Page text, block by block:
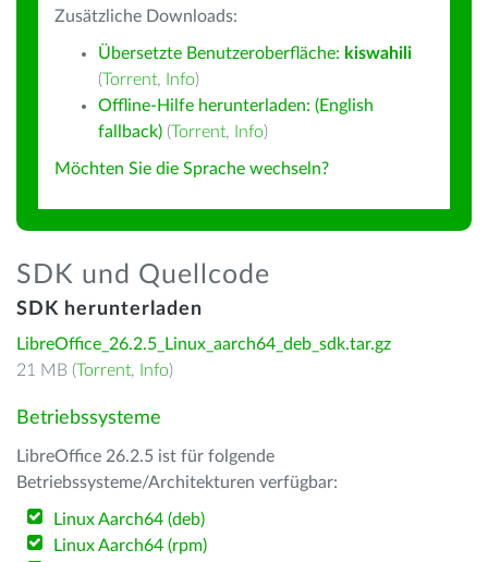
Zusätzliche Downloads:
Übersetzte Benutzeroberfläche: kiswahili
(Torrent, Info)
Offline-Hilfe herunterladen: (English
fallback) (Torrent, Info)
Möchten Sie die Sprache wechseln?
SDK und Quellcode
SDK herunterladen
LibreOffice_26.2.5_Linux_aarch64_deb_sdk.tar.gz
21 MB (Torrent, Info)
Betriebssysteme
LibreOffice 26.2.5 ist für folgende
Betriebssysteme/Architekturen verfügbar:
Linux Aarch64 (deb)
Linux Aarch64 (rpm)